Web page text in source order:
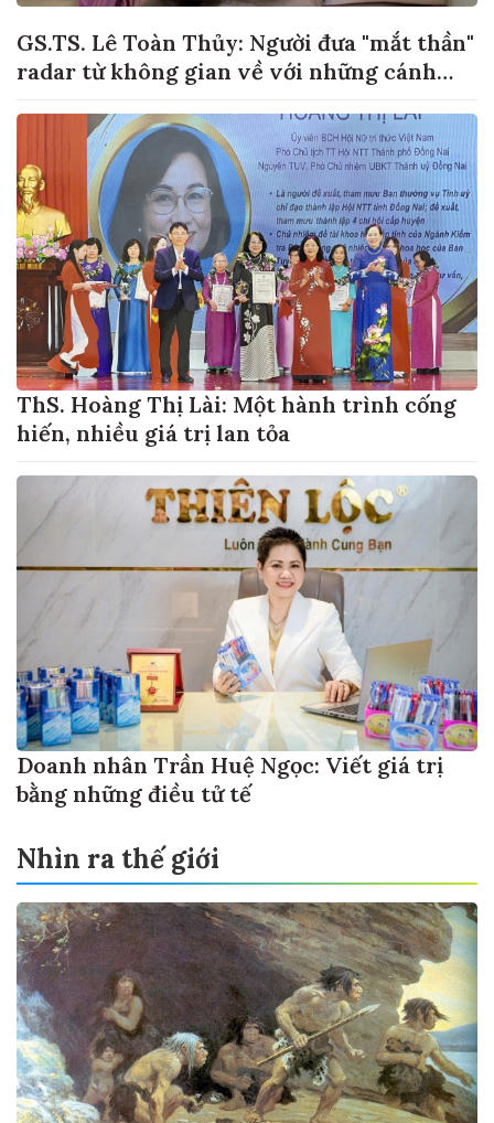
GS.TS. Lê Toàn Thủy: Người đưa "mắt thần"
radar từ không gian về với những cánh
ThS. Hoàng Thị Lài: Một hành trình cống
hiến, nhiều giá trị lan tỏa
Doanh nhân Trần Huệ Ngọc: Viết giá trị
bằng những điều tử tế
Nhìn ra thế giới